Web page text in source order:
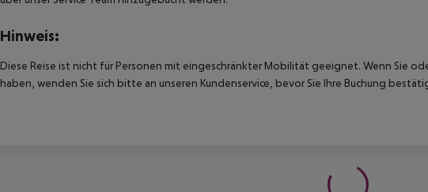
Hinweis:
Diese Reise ist nicht für Personen mit eingeschränkter Mobilität geeignet. Wenn Sie
haben, wenden Sie sich bitte an unseren Kundenservice, bevor Sie Ihre Buchung